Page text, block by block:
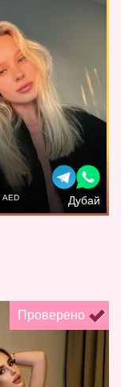
AED Дубай
Проверено